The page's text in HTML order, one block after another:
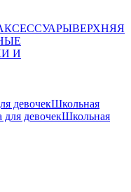
ВЕРХНЯЯ
И
девочекШкольная
девочекШкольная